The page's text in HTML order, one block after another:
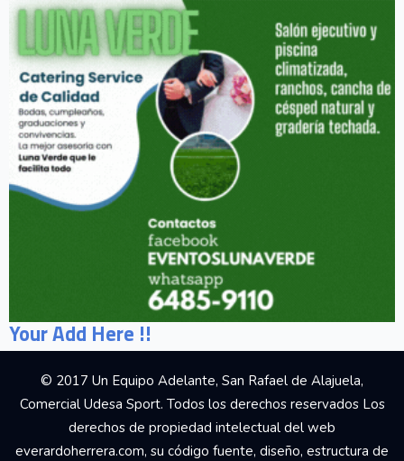
Your Add Here !!
© 2017 Un Equipo Adelante, San Rafael de Alajuela,
Comercial Udesa Sport. Todos los derechos reservados Los
derechos de propiedad intelectual del web
everardoherrera.com, su código fuente, diseño, estructura de